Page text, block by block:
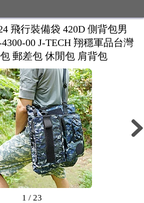
飛行裝備袋 420D 側背包男
00 J-TECH 翔穩軍品台灣
郵差包 休閒包 肩背包
1 / 23